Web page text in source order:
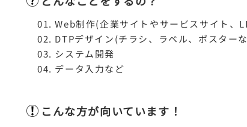
Web制作(企業サイトやサービスサイト、
DTPデザイン(チラシ、ラベル、 ポスター
システム開発
データ入力など
こんな方が向いています！